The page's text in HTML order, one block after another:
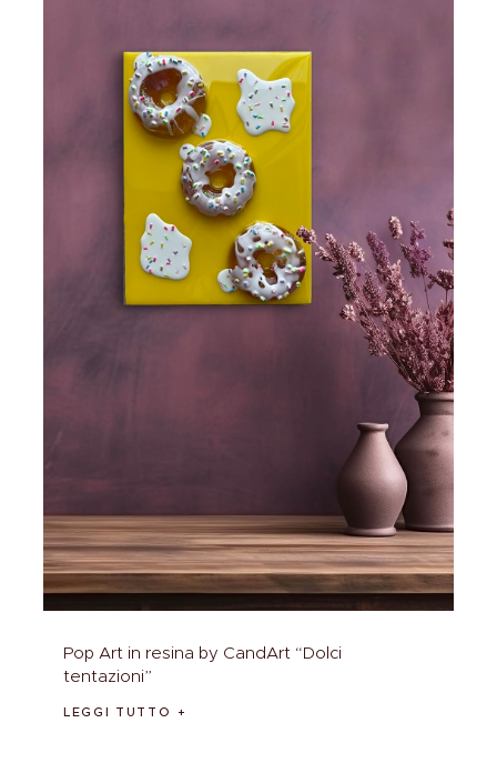
Pop Art in resina by CandArt “Dolci
tentazioni”
LEGGI TUTTO